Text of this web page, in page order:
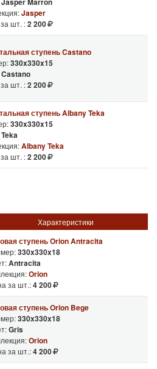
Jasper
шт. :2 200
ступень Castano
330x330x15
Castano
шт. :2 200
ступень Albany Teka
330x330x15
Teka
Albany Teka
шт. :2 200
Характеристики
ступень Orion Antracita
330x330x18
Antracita
Orion
за шт.:4 200
ступень Orion Bege
330x330x18
Gris
Orion
за шт.:4 200